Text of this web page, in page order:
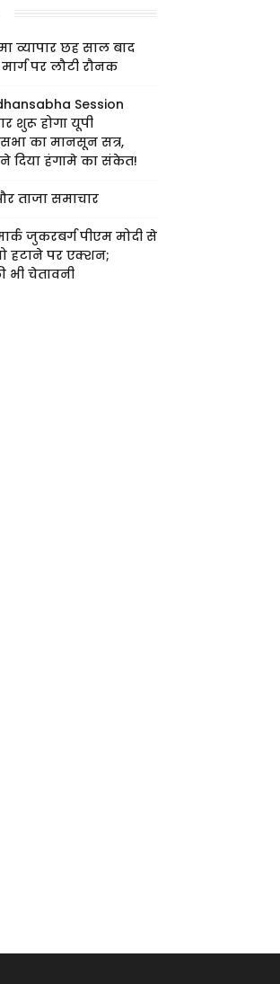
व्यापार छह साल बाद
पर लौटी रौनक
Session
शुरू होगा यूपी
का मानसून सत्र,
ने दिया हंगामे का संकेत!
ताजा समाचार
जुकरबर्ग पीएम मोदी से
हटाने पर एक्शन;
चेतावनी